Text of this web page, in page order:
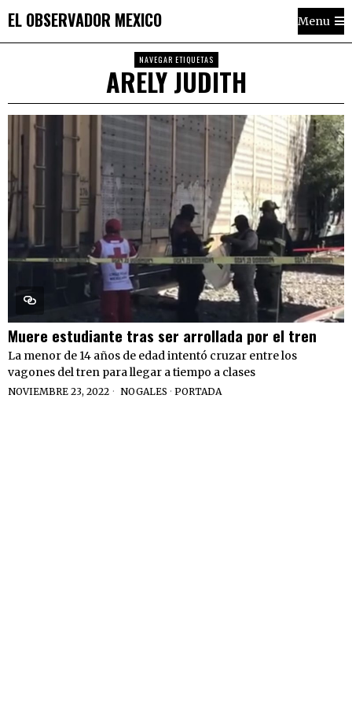
EL OBSERVADOR MEXICO Menu
NAVEGAR ETIQUETAS
ARELY JUDITH
Muere estudiante tras ser arrollada por el tren
La menor de 14 años de edad intentó cruzar entre los
vagones del tren para llegar a tiempo a clases
NOVIEMBRE 23, 2022 NOGALES · PORTADA